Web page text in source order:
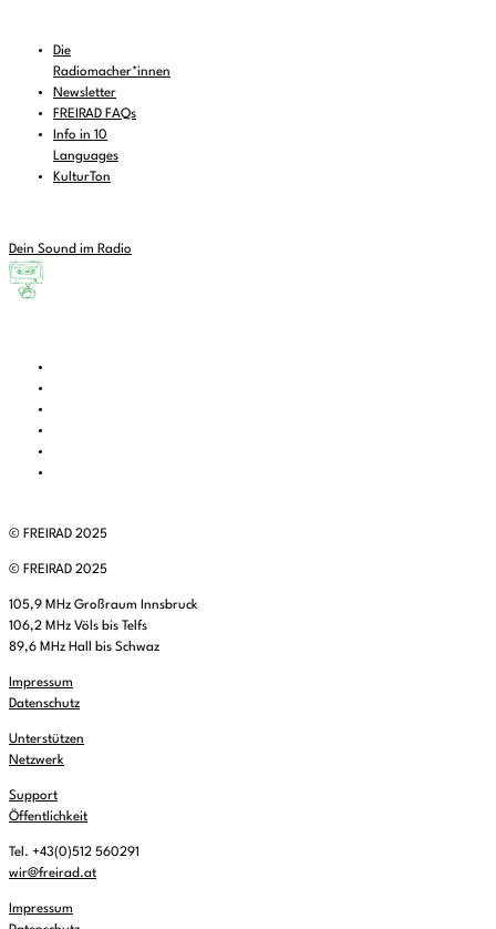
Die
Radiomacher*innen
Newsletter
FREIRAD FAQs
Info in 10
Languages
KulturTon
Dein Sound im Radio
© FREIRAD 2025
© FREIRAD 2025
105,9 MHz Großraum Innsbruck
106,2 MHz Völs bis Telfs
89,6 MHz Hall bis Schwaz
Impressum
Datenschutz
Unterstützen
Netzwerk
Support
Öffentlichkeit
Tel. +43(0)512 560291
wir@freirad.at
Impressum